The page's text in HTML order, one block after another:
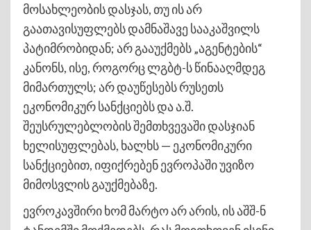
მოსახლეობის დასჯას, თუ ის არ
გაათავისუფლებს დამნაშავე სააკაშვილს
პატიმრობიდან; არ გააუქმებს „აგენტების“
კანონს, ისე, როგორც ლგბტ-ს წინააღმდეგ
მიმართულს; არ დაუწესებს რუსეთს
ეკონომიკურ სანქციებს და ა.შ.
შეუსრულებლობის შემთხვევაში დასჯიან
ხელისუფლებას, ხალხს — ეკონომიკური
სანქციებით, იფიქრებენ ევროპაში უვიზო
მიმოსვლის გაუქმებაზე.
ევროკავშირი ხომ მარტო არ არის, ის აშშ-ნ